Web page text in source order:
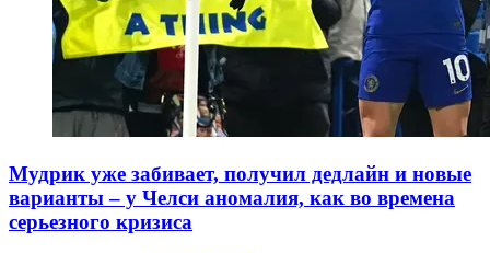
Мудрик уже забивает, получил дедлайн и новые
варианты – у Челси аномалия, как во времена
серьезного кризиса